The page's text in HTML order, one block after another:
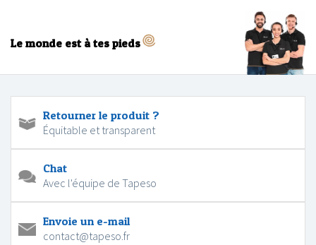
Le monde est à tes pieds
Retourner le produit ?
Équitable et transparent
Chat
Avec l'équipe de Tapeso
Envoie un e-mail
contact@tapeso.fr